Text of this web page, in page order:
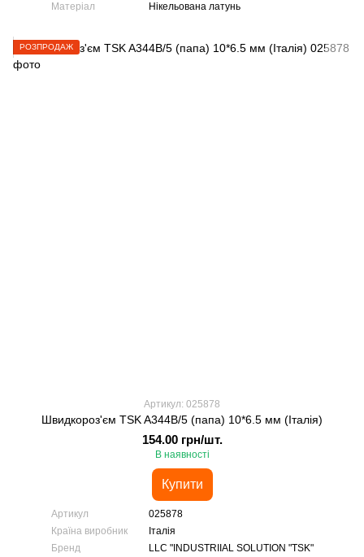
Матеріал
Нікельована латунь
РОЗПРОДАЖ
Артикул: 025878
Швидкороз'єм TSK A344B/5 (папа) 10*6.5 мм (Італія)
154.00 грн/шт.
В наявності
Купити
Артикул
025878
Країна виробник
Італія
Бренд
LLC "INDUSTRIIAL SOLUTION "TSK"